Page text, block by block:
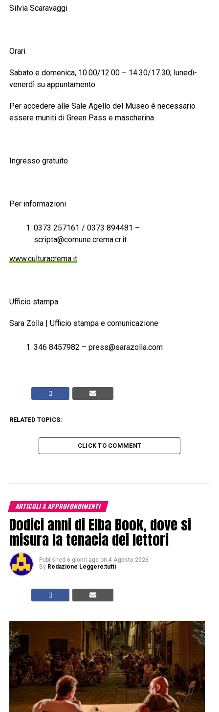
Silvia Scaravaggi
Orari
Sabato e domenica, 10.00/12.00 – 14.30/17.30; lunedì-
venerdì su appuntamento
Per accedere alle Sale Agello del Museo è necessario
essere muniti di Green Pass e mascherina
Ingresso gratuito
Per informazioni
0373 257161 / 0373 894481 –
scripta@comune.crema.cr.it
www.culturacrema.it
Ufficio stampa
Sara Zolla | Ufficio stampa e comunicazione
346 8457982 – press@sarazolla.com
RELATED TOPICS:
CLICK TO COMMENT
ARTICOLI & APPROFONDIMENTI
Dodici anni di Elba Book, dove si
misura la tenacia dei lettori
Published 6 giorni ago on 4 Agosto 2026
By Redazione Leggere:tutti